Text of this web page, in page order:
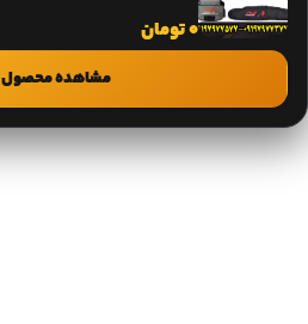
0تومان
مشاهده محصول